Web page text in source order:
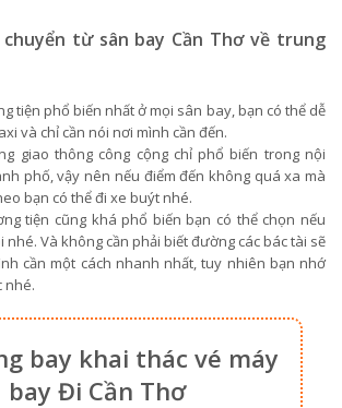
từ sân bay Cần Thơ về trung
tiện phổ biến nhất ở mọi sân bay, bạn có thể dễ
và chỉ cần nói nơi mình cần đến.
giao thông công cộng chỉ phổ biến trong nội
phố, vậy nên nếu điểm đến không quá xa mà
bạn có thể đi xe buýt nhé.
tiện cũng khá phổ biến bạn có thể chọn nếu
nhé. Và không cần phải biết đường các bác tài sẽ
cần một cách nhanh nhất, tuy nhiên bạn nhớ
nhé.
bay khai thác vé máy
bay Đi Cần Thơ